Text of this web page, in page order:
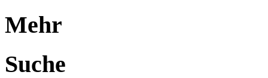
Mehr
Suche